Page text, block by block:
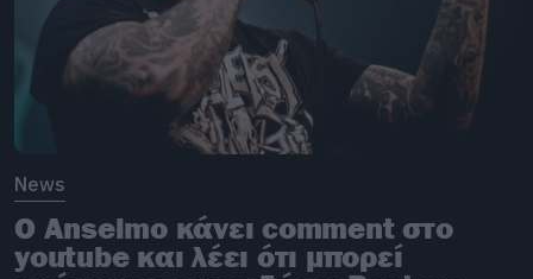
News
Ο Anselmo κάνει comment στο
youtube και λέει ότι μπορεί